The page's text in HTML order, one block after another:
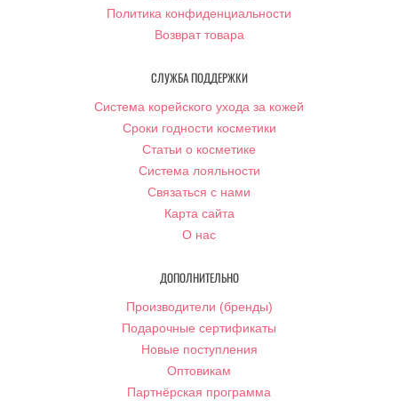
Политика конфиденциальности
Возврат товара
СЛУЖБА ПОДДЕРЖКИ
Система корейского ухода за кожей
Сроки годности косметики
Статьи о косметике
Система лояльности
Связаться с нами
Карта сайта
О нас
ДОПОЛНИТЕЛЬНО
Производители (бренды)
Подарочные сертификаты
Новые поступления
Оптовикам
Партнёрская программа